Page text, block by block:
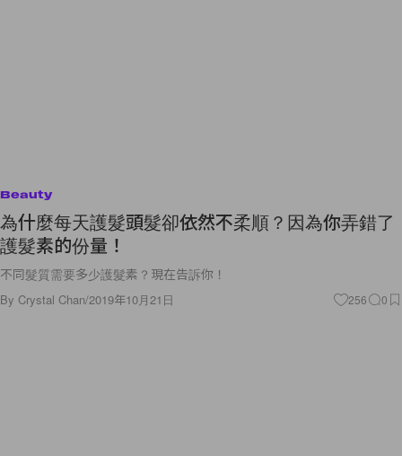
Beauty
為什麼每天護髮頭髮卻依然不柔順？因為你弄錯了
護髮素的份量！
不同髮質需要多少護髮素？現在告訴你！
By Crystal Chan/2019年10月21日 256 0